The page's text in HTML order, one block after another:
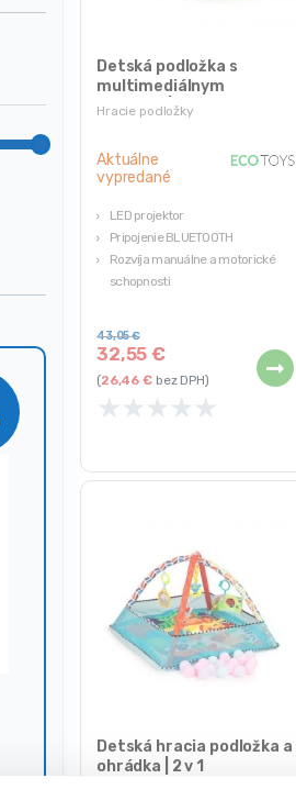
Hracie podložky
Detská podložka s
multimediálnym
klavírom | farebná
Aktuálne
vypredané
LED projektor
Pripojenie BLUETOOTH
Rozvíja manuálne a motorické
schopnosti
32,55€
43,05€
(26,46€bez DPH)
★ ★ ★ ★ ★
Detská hracia podložka a
ohrádka | 2 v 1